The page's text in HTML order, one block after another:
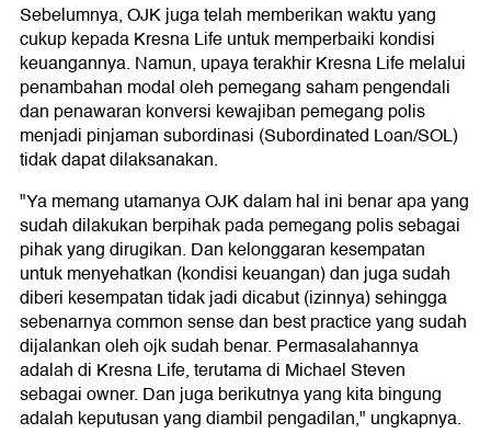
Sebelumnya, OJK juga telah memberikan waktu yang
cukup kepada Kresna Life untuk memperbaiki kondisi
keuangannya. Namun, upaya terakhir Kresna Life melalui
penambahan modal oleh pemegang saham pengendali
dan penawaran konversi kewajiban pemegang polis
menjadi pinjaman subordinasi (Subordinated Loan/SOL)
tidak dapat dilaksanakan.
"Ya memang utamanya OJK dalam hal ini benar apa yang
sudah dilakukan berpihak pada pemegang polis sebagai
pihak yang dirugikan. Dan kelonggaran kesempatan
untuk menyehatkan (kondisi keuangan) dan juga sudah
diberi kesempatan tidak jadi dicabut (izinnya) sehingga
sebenarnya common sense dan best practice yang sudah
dijalankan oleh ojk sudah benar. Permasalahannya
adalah di Kresna Life, terutama di Michael Steven
sebagai owner. Dan juga berikutnya yang kita bingung
adalah keputusan yang diambil pengadilan," ungkapnya.